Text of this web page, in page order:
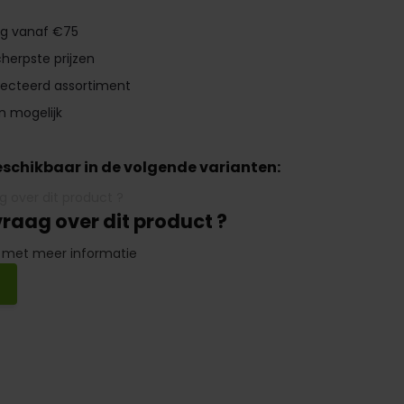
vanaf €75
prijzen
assortiment
mogelijk
in de volgende varianten:
over dit product ?
met meer informatie